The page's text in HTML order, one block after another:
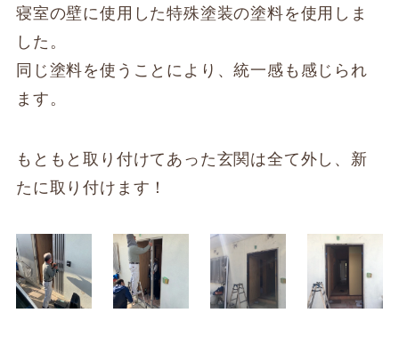
寝室の壁に使用した特殊塗装の塗料を使用しま
した。
同じ塗料を使うことにより、統一感も感じられ
ます。
もともと取り付けてあった玄関は全て外し、新
たに取り付けます！